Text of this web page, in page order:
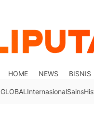
HOME NEWS BISNIS
GLOBAL InternasionalSains